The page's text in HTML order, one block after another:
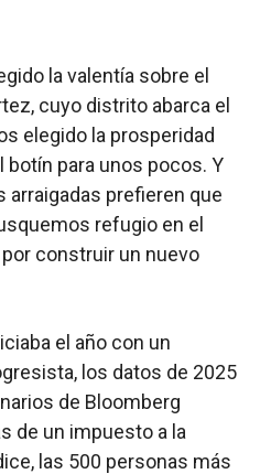
la valentía sobre el
cuyo distrito abarca el
elegido la prosperidad
botín para unos pocos. Y
prefieren que
refugio en el
construir un nuevo
el año con un
los datos de 2025
de Bloomberg
de un impuesto a la
las 500 personas más